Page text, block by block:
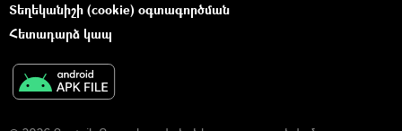
Տեղեկանիշի (cookie) օգտագործման
Հետադարձ կապ